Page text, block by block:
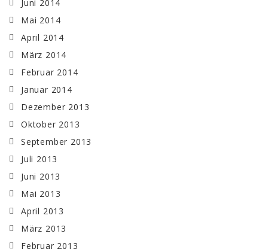
Juni 2014
Mai 2014
April 2014
März 2014
Februar 2014
Januar 2014
Dezember 2013
Oktober 2013
September 2013
Juli 2013
Juni 2013
Mai 2013
April 2013
März 2013
Februar 2013